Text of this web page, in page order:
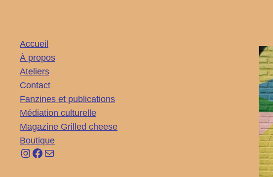
Accueil
À propos
Ateliers
Contact
Fanzines et publications
Médiation culturelle
Magazine Grilled cheese
Boutique
Instagram Facebook E-mail